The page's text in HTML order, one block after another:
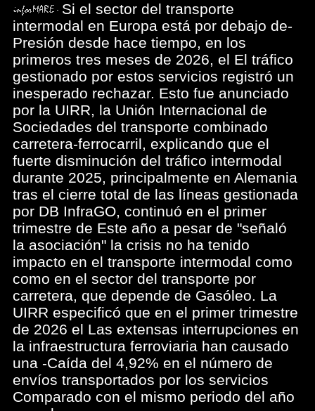
Si el sector del transporte
intermodal en Europa está por debajo de-
Presión desde hace tiempo, en los
primeros tres meses de 2026, el El tráfico
gestionado por estos servicios registró un
inesperado rechazar. Esto fue anunciado
por la UIRR, la Unión Internacional de
Sociedades del transporte combinado
carretera-ferrocarril, explicando que el
fuerte disminución del tráfico intermodal
durante 2025, principalmente en Alemania
tras el cierre total de las líneas gestionada
por DB InfraGO, continuó en el primer
trimestre de Este año a pesar de "señaló
la asociación" la crisis no ha tenido
impacto en el transporte intermodal como
como en el sector del transporte por
carretera, que depende de Gasóleo. La
UIRR especificó que en el primer trimestre
de 2026 el Las extensas interrupciones en
la infraestructura ferroviaria han causado
una -Caída del 4,92% en el número de
envíos transportados por los servicios
Comparado con el mismo periodo del año